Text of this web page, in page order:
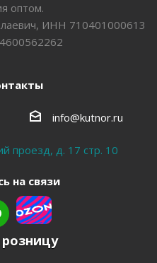
оптом.
ИНН 710401000613
info@kutnor.ru
проезд, д. 17 стр. 10
на связи